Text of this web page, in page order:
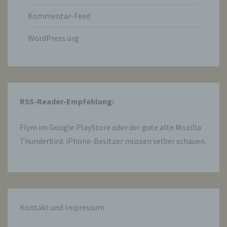
Kommentar-Feed
WordPress.org
RSS-Reader-Empfehlung:
Flym im Google PlayStore oder der gute alte Mozilla
Thunderbird. iPhone-Besitzer müssen selber schauen.
Kontakt und Impressum
gemeinsam mit anderen über die Zwecke
Sind die Zwecke und Mittel dieser
so kann der Verantwortliche
Mitgliedstaaten vorgesehen werden.
h) Auftragsverarbeiter
Daten im Auftrag des Verantwortlichen